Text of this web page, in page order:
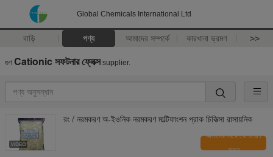
Global Chemicals International Ltd
বাড়ি পণ্য আমাদের সম্পর্কে কারখানা ভ্রমণ >>
গুণ Cationic সফটনার ফ্লেক্সsupplier.
রং / নরমকরণ অ-ইওনিক নরমকরণ মাল্টিফাংশন প্রাক চিকিত্সা রাসায়নিক
আমাদের সাথে যোগাযোগ
করুন